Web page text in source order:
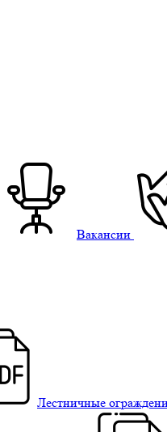
Вакансии
Лестничные